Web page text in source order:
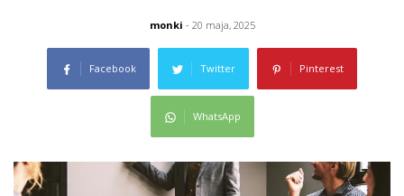
monki - 20 maja, 2025
Facebook Twitter Pinterest
WhatsApp